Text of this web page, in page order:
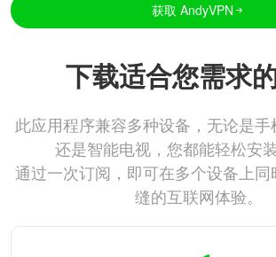
获取 AndyVPN
下载适合您需求
此应用程序兼容多种设备，无论是
还是智能电视，您都能轻松安装
通过一次订阅，即可在多个设备上
缝的互联网体验。